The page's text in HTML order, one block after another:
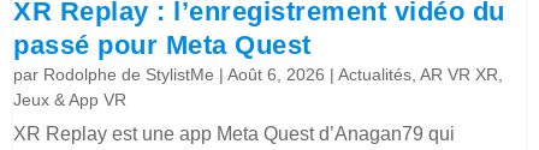
XR Replay : l’enregistrement vidéo du
passé pour Meta Quest
par Rodolphe de StylistMe |Août 6, 2026 |Actualités ,AR VR XR
Jeux & App VR
XR Replay est une app Meta Quest d’Anagan79 qui